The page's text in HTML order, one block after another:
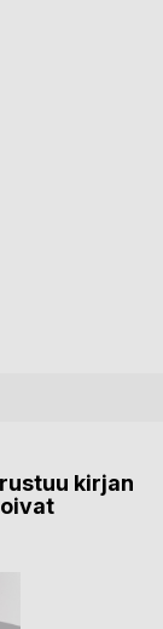
kirjan